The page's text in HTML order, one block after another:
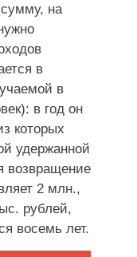
на
в
в
в год он
которых
удержанной
возвращение
2 млн.,
рублей,
восемь лет.